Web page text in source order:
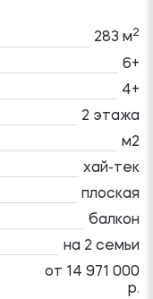
283 м2
6+
4+
2 этажа
м2
хай-тек
плоская
балкон
на 2 семьи
от 14 971 000
р.